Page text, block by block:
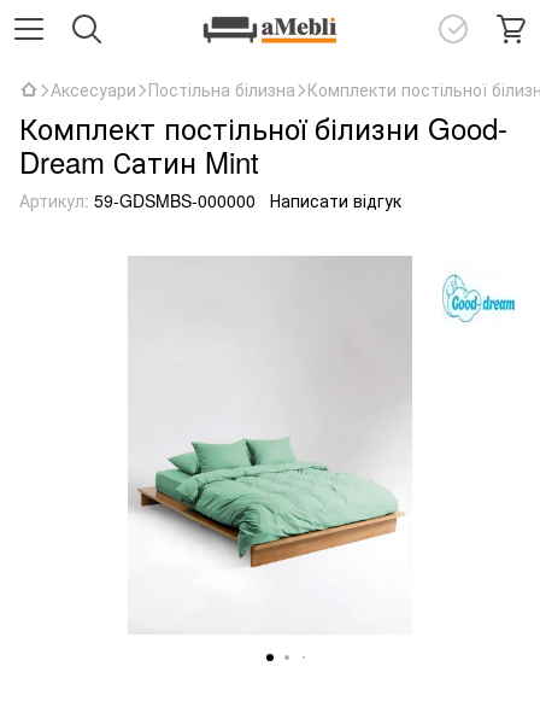
Аксесуари Постільна білизна Комплекти постільної
Комплект постільної білизни Good-
Dream Сатин Mint
Артикул: 59-GDSMBS-000000 Написати відгук